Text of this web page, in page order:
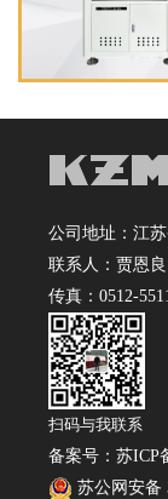
公司地址：江
联系人：贾恩
传真：0512-
扫码与我联系
备案号： 苏ICP
苏公网安备